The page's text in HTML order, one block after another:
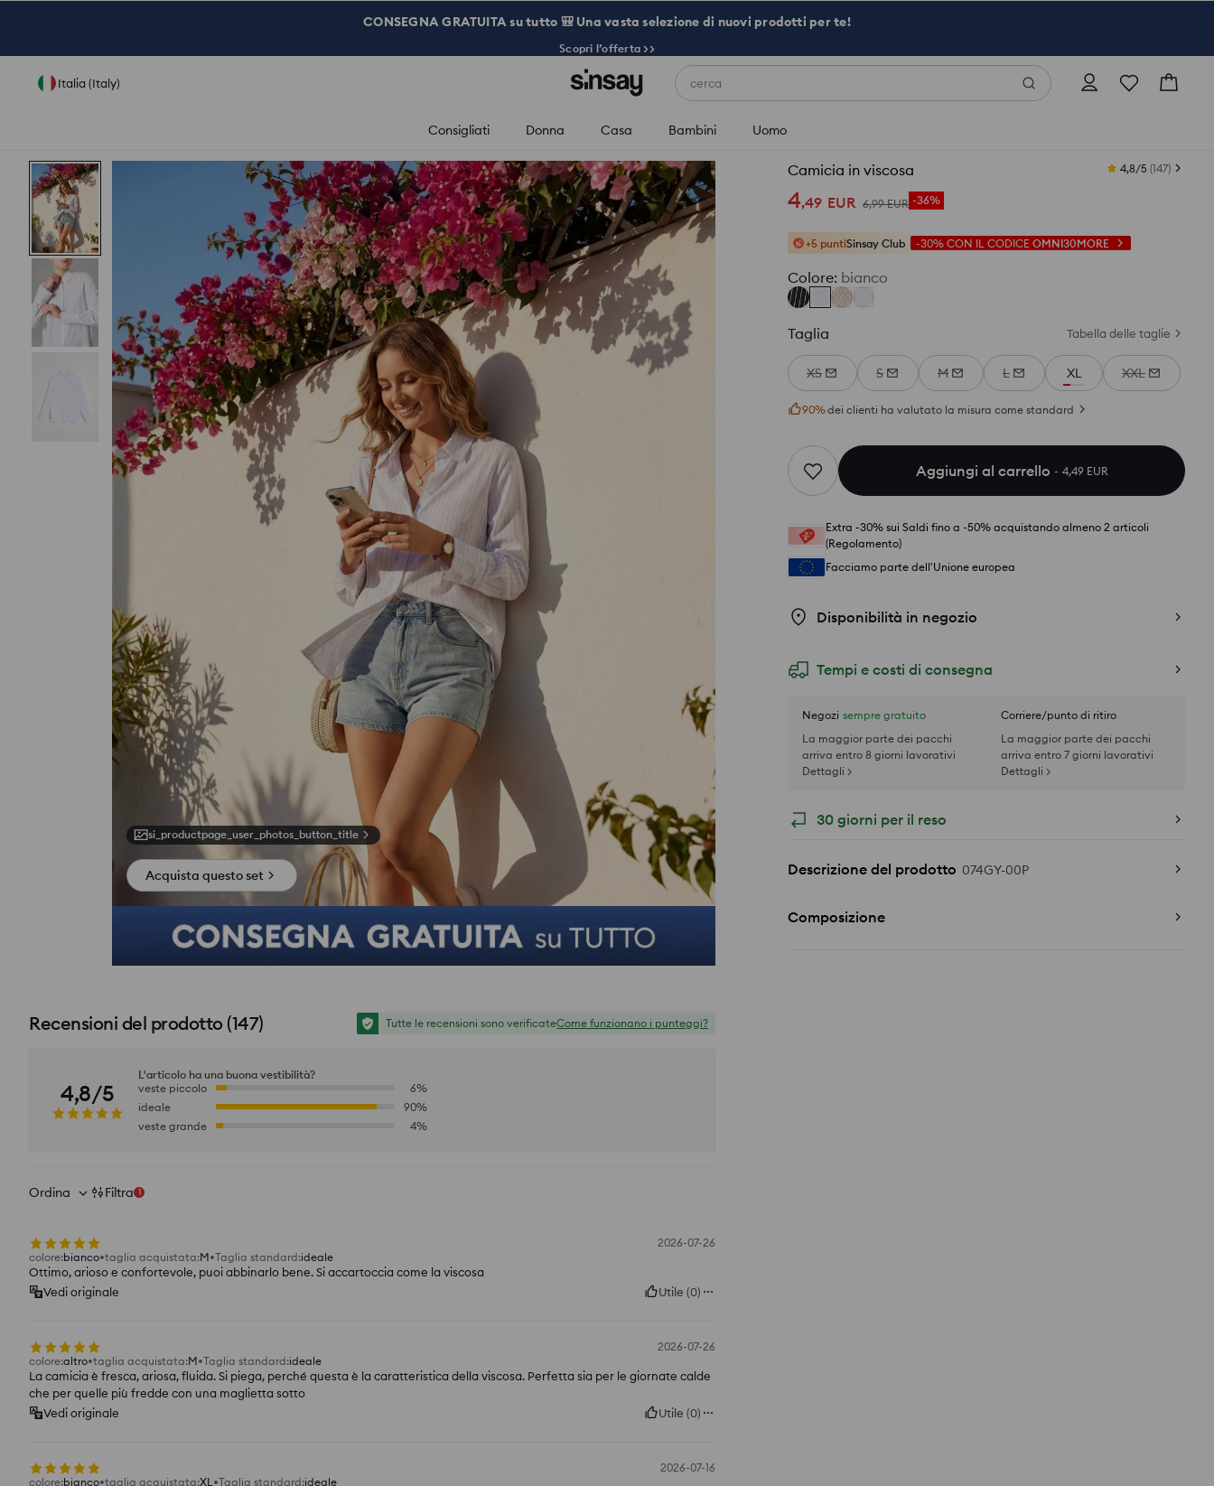
CONSEGNA GRATUITA su tutto 🎒 Una vasta selezione di nuovi prodotti per te!
Scopri l’offerta >>
Italia (Italy) cerca
Consigliati Donna Casa Bambini Uomo
Camicia in viscosa 4,8/5 (147)
4,49 EUR 6,99 EUR -36%
+5 puntiSinsay Club -30% CON IL CODICE OMNI30MORE
Colore: bianco
Taglia Tabella delle taglie
XS S M L XL XXL
90%dei clienti ha valutato la misura come standard
Aggiungi al carrello 4,49 EUR
Extra -30% sui Saldi fino a -50% acquistando almeno 2 articoli
(Regolamento)
Facciamo parte dell'Unione europea
Disponibilità in negozio
Tempi e costi di consegna
Negozi sempre gratuito
La maggior parte dei pacchi
arriva entro 8 giorni lavorativi
Dettagli >
Corriere/punto di ritiro
La maggior parte dei pacchi
arriva entro 7 giorni lavorativi
Dettagli >
30 giorni per il reso
Descrizione del prodotto 074GY-00P
Composizione
si_productpage_user_photos_button_title
Acquista questo set
Recensioni del prodotto(147) Tutte le recensioni sono verificateCome funzionano i punteggi?
4,8/5
L'articolo ha una buona vestibilità?
veste piccolo
6%
ideale
90%
veste grande
4%
Ordina Filtra 1
2026-07-26
colore:bianco taglia acquistata:M Taglia standard:ideale
Ottimo, arioso e confortevole, puoi abbinarlo bene. Si accartoccia come la viscosa
Vedi originale
Utile (0)
2026-07-26
colore:altro taglia acquistata:M Taglia standard:ideale
La camicia è fresca, ariosa, fluida. Si piega, perché questa è la caratteristica della viscosa. Perfetta sia per le giornate calde
che per quelle più fredde con una maglietta sotto
Vedi originale
Utile (0)
2026-07-16
colore:bianco taglia acquistata:XL Taglia standard:ideale